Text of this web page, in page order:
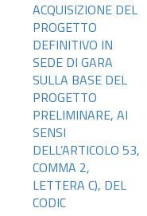
ACQUISIZIONE DEL
PROGETTO
DEFINITIVO IN
SEDE DI GARA
SULLA BASE DEL
PROGETTO
PRELIMINARE, AI
SENSI
DELL’ARTICOLO 53,
COMMA 2,
LETTERA C), DEL
CODIC